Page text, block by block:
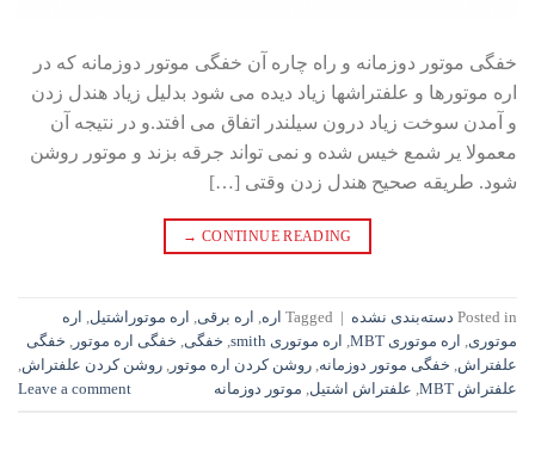
خفگی موتور دوزمانه و راه چاره آن خفگی موتور دوزمانه که در
اره موتورها و علفتراشها زیاد دیده می شود بدلیل زیاد هندل زدن
و آمدن سوخت زیاد درون سیلندر اتفاق می افتد.و در نتیجه آن
معمولا یر شمع خیس شده و نمی تواند جرقه بزند و موتور روشن
شود. طریقه صحیح هندل زدن وقتی […]
CONTINUE READING
→
Posted in دسته‌بندی نشده Tagged اره, اره برقی, اره موتوراشتیل, اره
موتوری, اره موتوری MBT , اره موتوری smith , خفگی, خفگی اره موتور , خفگی
علفتراش, خفگی موتور دوزمانه, روشن کردن اره موتور , روشن کردن علفتراش,
علفتراش MBT
, علفتراش اشتیل, موتور دوزمانه Leave a comment